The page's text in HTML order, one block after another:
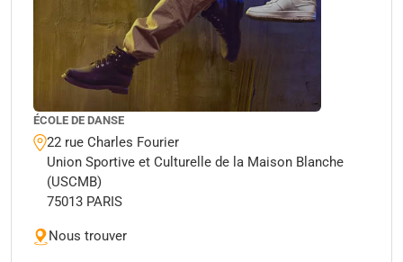
ÉCOLE DE DANSE
22 rue Charles Fourier
Union Sportive et Culturelle de la Maison Blanche
(USCMB)
75013 PARIS
Nous trouver